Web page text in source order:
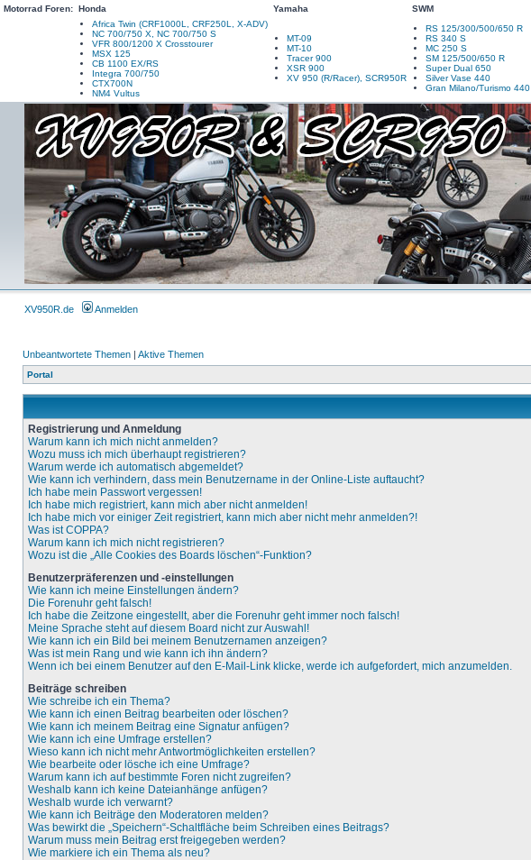
Motorrad Foren: Honda Yamaha SWM
Africa Twin (CRF1000L, CRF250L, X-ADV)
NC 700/750 X, NC 700/750 S
VFR 800/1200 X Crosstourer
MSX 125
CB 1100 EX/RS
Integra 700/750
CTX700N
NM4 Vultus
MT-09
MT-10
Tracer 900
XSR 900
XV 950 (R/Racer), SCR950R
RS 125/300/500/650 R
RS 340 S
MC 250 S
SM 125/500/650 R
Super Dual 650
Silver Vase 440
Gran Milano/Turismo 440
XV950R.de Anmelden
Unbeantwortete Themen | Aktive Themen
Portal
Registrierung und Anmeldung
Warum kann ich mich nicht anmelden?
Wozu muss ich mich überhaupt registrieren?
Warum werde ich automatisch abgemeldet?
Wie kann ich verhindern, dass mein Benutzername in der Online-Liste auftaucht?
Ich habe mein Passwort vergessen!
Ich habe mich registriert, kann mich aber nicht anmelden!
Ich habe mich vor einiger Zeit registriert, kann mich aber nicht mehr anmelden?!
Was ist COPPA?
Warum kann ich mich nicht registrieren?
Wozu ist die „Alle Cookies des Boards löschen“-Funktion?
Benutzerpräferenzen und -einstellungen
Wie kann ich meine Einstellungen ändern?
Die Forenuhr geht falsch!
Ich habe die Zeitzone eingestellt, aber die Forenuhr geht immer noch falsch!
Meine Sprache steht auf diesem Board nicht zur Auswahl!
Wie kann ich ein Bild bei meinem Benutzernamen anzeigen?
Was ist mein Rang und wie kann ich ihn ändern?
Wenn ich bei einem Benutzer auf den E-Mail-Link klicke, werde ich aufgefordert, mich anzumelden.
Beiträge schreiben
Wie schreibe ich ein Thema?
Wie kann ich einen Beitrag bearbeiten oder löschen?
Wie kann ich meinem Beitrag eine Signatur anfügen?
Wie kann ich eine Umfrage erstellen?
Wieso kann ich nicht mehr Antwortmöglichkeiten erstellen?
Wie bearbeite oder lösche ich eine Umfrage?
Warum kann ich auf bestimmte Foren nicht zugreifen?
Weshalb kann ich keine Dateianhänge anfügen?
Weshalb wurde ich verwarnt?
Wie kann ich Beiträge den Moderatoren melden?
Was bewirkt die „Speichern“-Schaltfläche beim Schreiben eines Beitrags?
Warum muss mein Beitrag erst freigegeben werden?
Wie markiere ich ein Thema als neu?